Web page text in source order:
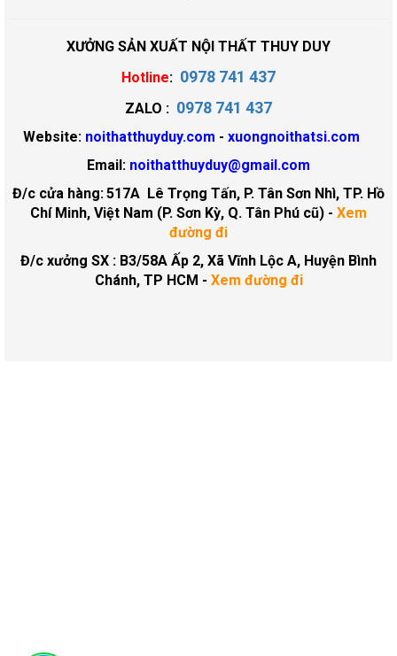
XƯỞNG SẢN XUẤT NỘI THẤT THUY DUY
Hotline: 0978 741 437
ZALO : 0978 741 437
Website: noithatthuyduy.com - xuongnoithatsi.com
Email: noithatthuyduy@gmail.com
Đ/c cửa hàng:517A Lê Trọng Tấn, P. Tân Sơn Nhì, TP. Hồ
Chí Minh, Việt Nam (P. Sơn Kỳ, Q. Tân Phú cũ) - Xem
đường đi
Đ/c xưởng SX : B3/58A Ấp 2, Xã Vĩnh Lộc A, Huyện Bình
Chánh, TP HCM - Xem đường đi